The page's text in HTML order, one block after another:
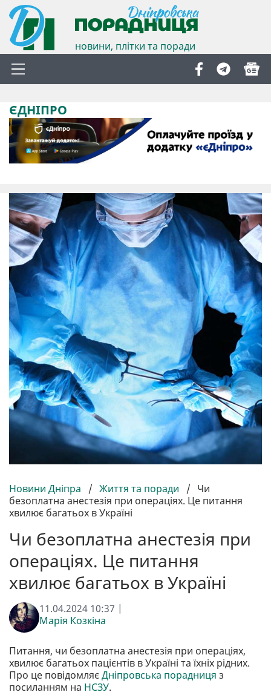
новини, плітки та поради
ЄДНІПРО
Новини Дніпра / Життя та поради / Чи
безоплатна анестезія при операціях. Це питання
хвилює багатьох в Україні
Чи безоплатна анестезія при
операціях. Це питання
хвилює багатьох в Україні
11.04.2024 10:37 |
Марія Козкіна
Питання, чи безоплатна анестезія при операціях,
хвилює багатьох пацієнтів в Україні та їхніх рідних.
Про це повідомляєДніпровська порадниця з
посиланням на НСЗУ.